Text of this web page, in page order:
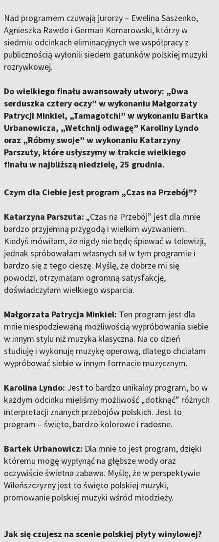
Nad programem czuwają jurorzy – Ewelina Saszenko,
Agnieszka Rawdo i German Komarowski, którzy w
siedmiu odcinkach eliminacyjnych we współpracy z
publicznością wyłonili siedem gatunków polskiej muzyki
rozrywkowej.
Do wielkiego finału awansowały utwory: „Dwa
serduszka cztery oczy” w wykonaniu Małgorzaty
Patrycji Minkiel, „Tamagotchi” w wykonaniu Bartka
Urbanowicza, „Wetchnij odwagę” Karoliny Lyndo
oraz „Róbmy swoje” w wykonaniu Katarzyny
Parszuty, które usłyszymy w trakcie wielkiego
finału w najbliższą niedzielę, 25 grudnia.
Czym dla Ciebie jest program „Czas na Przebój”?
Katarzyna Parszuta: „Czas na Przebój” jest dla mnie
bardzo przyjemną przygodą i wielkim wyzwaniem.
Kiedyś mówiłam, że nigdy nie będę śpiewać w telewizji,
jednak spróbowałam własnych sił w tym programie i
bardzo się z tego cieszę. Myślę, że dobrze mi się
powodzi, otrzymałam ogromną satysfakcję,
doświadczyłam wielkiego wsparcia.
Małgorzata Patrycja Minkiel: Ten program jest dla
mnie niespodziewaną możliwością wypróbowania siebie
w innym stylu niż muzyka klasyczna. Na co dzień
studiuję i wykonuję muzykę operową, dlatego chciałam
wypróbować siebie w innym formacie muzycznym.
Karolina Lyndo: Jest to bardzo unikalny program, bo w
każdym odcinku mieliśmy możliwość „dotknąć” różnych
interpretacji znanych przebojów polskich. Jest to
program – święto, bardzo kolorowe i radosne.
Bartek Urbanowicz: Dla mnie to jest program, dzięki
któremu mogę wypłynąć na głębsze wody oraz
oczywiście świetna zabawa. Myślę, że w perspektywie
Wileńszczyzny jest to święto polskiej muzyki,
promowanie polskiej muzyki wśród młodzieży.
Jak się czujesz na scenie polskiej płyty winylowej?